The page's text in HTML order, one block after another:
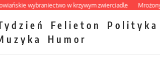
wybraniectwo w krzywym zwierciadle Mrożony
Felieton Polityka
Humor